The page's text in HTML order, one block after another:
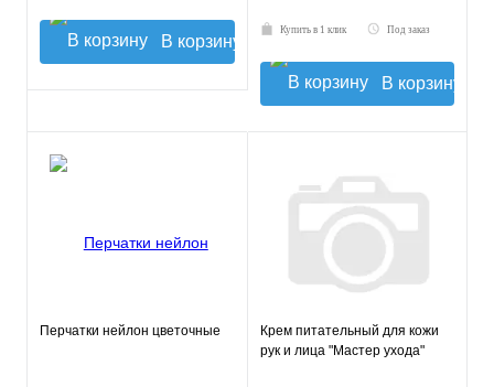
В корзину
Купить в 1 клик Под заказ
В корзину
Перчатки нейлон цветочные
Крем питательный для кожи
рук и лица "Мастер ухода"